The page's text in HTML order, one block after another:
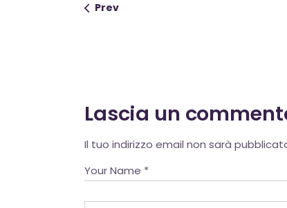
Prev
Lascia un
Il tuo indirizzo email non sarà